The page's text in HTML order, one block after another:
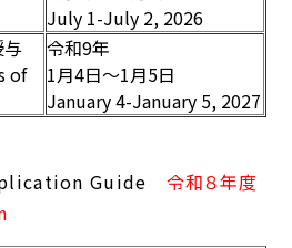
July 1-July 2, 2026
of
令和9年
1月4日～1月5日
January 4-January 5, 2027
Guide 令和８年度